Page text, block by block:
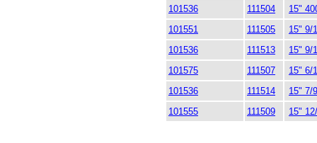
101536
111504
15"
101551
111505
15" 9/
101536
111513
15" 9/
101575
111507
15" 6/
101536
111514
15" 7/
101555
111509 15"